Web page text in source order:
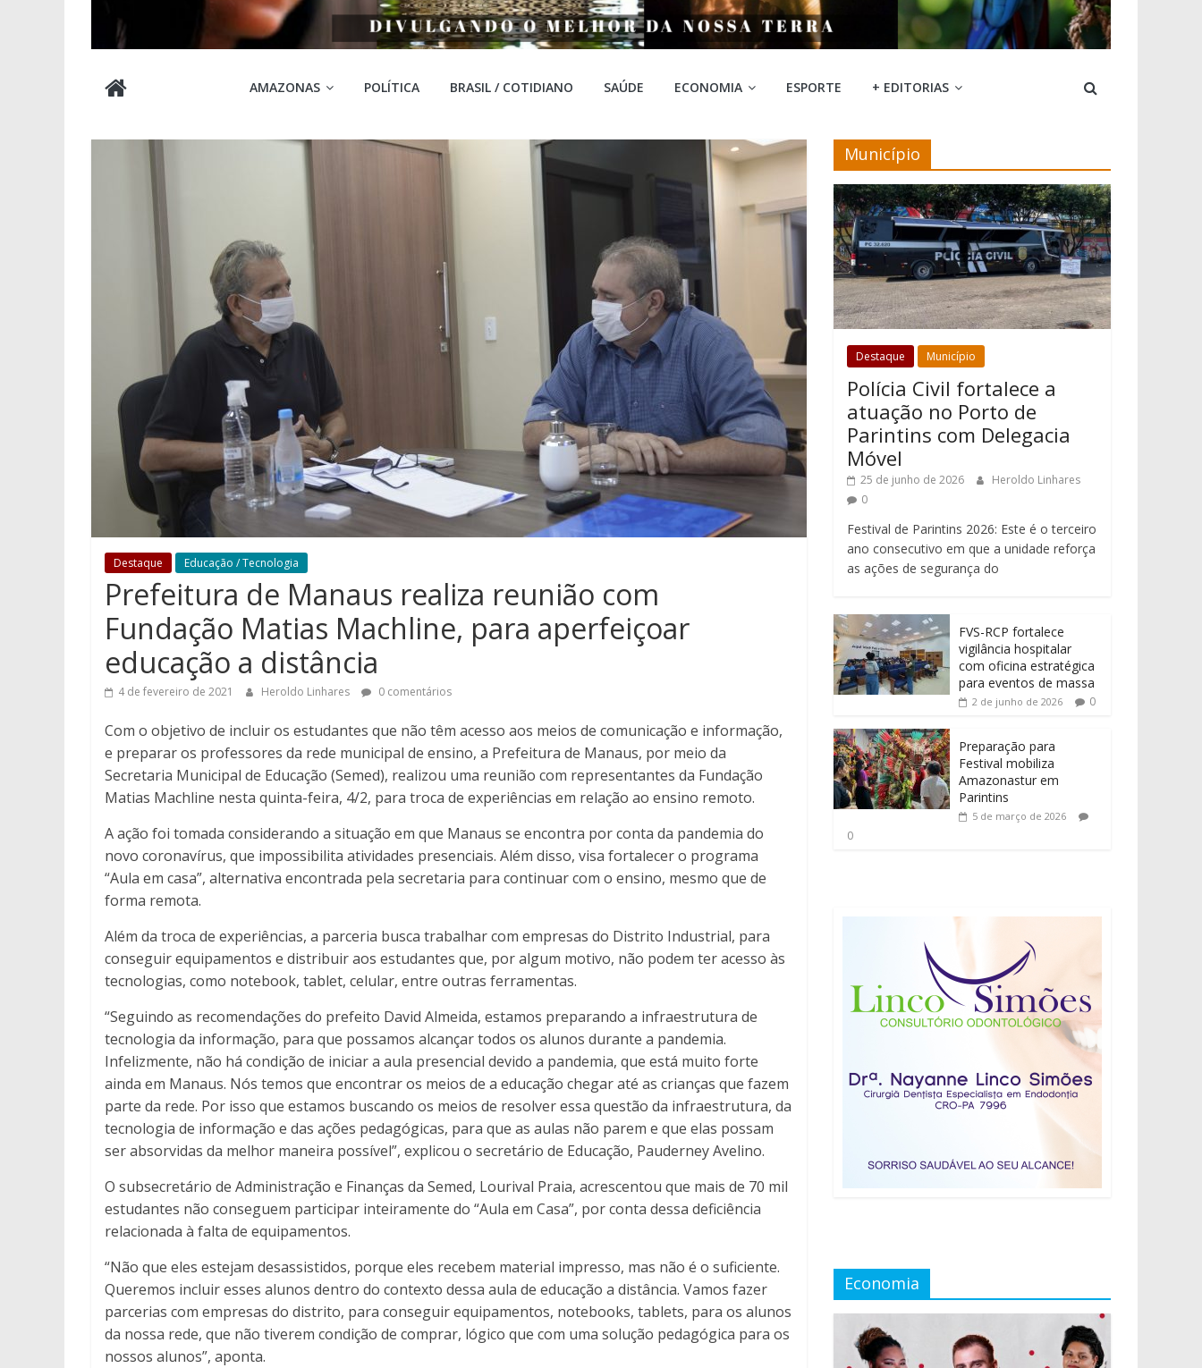
Cabocla
AMAZONAS POLÍTICA BRASIL / COTIDIANO SAÚDE ECONOMIA ESPORTE + EDITORIAS
Destaque Educação / Tecnologia
Prefeitura de Manaus realiza reunião com
Fundação Matias Machline, para aperfeiçoar
educação a distância
4 de fevereiro de 2021 Heroldo Linhares 0 comentários
Com o objetivo de incluir os estudantes que não têm acesso aos meios de comunicação e informação,
e preparar os professores da rede municipal de ensino, a Prefeitura de Manaus, por meio da
Secretaria Municipal de Educação (Semed), realizou uma reunião com representantes da Fundação
Matias Machline nesta quinta-feira, 4/2, para troca de experiências em relação ao ensino remoto.
A ação foi tomada considerando a situação em que Manaus se encontra por conta da pandemia do
novo coronavírus, que impossibilita atividades presenciais. Além disso, visa fortalecer o programa
“Aula em casa”, alternativa encontrada pela secretaria para continuar com o ensino, mesmo que de
forma remota.
Além da troca de experiências, a parceria busca trabalhar com empresas do Distrito Industrial, para
conseguir equipamentos e distribuir aos estudantes que, por algum motivo, não podem ter acesso às
tecnologias, como notebook, tablet, celular, entre outras ferramentas.
“Seguindo as recomendações do prefeito David Almeida, estamos preparando a infraestrutura de
tecnologia da informação, para que possamos alcançar todos os alunos durante a pandemia.
Infelizmente, não há condição de iniciar a aula presencial devido a pandemia, que está muito forte
ainda em Manaus. Nós temos que encontrar os meios de a educação chegar até as crianças que fazem
parte da rede. Por isso que estamos buscando os meios de resolver essa questão da infraestrutura, da
tecnologia de informação e das ações pedagógicas, para que as aulas não parem e que elas possam
ser absorvidas da melhor maneira possível”, explicou o secretário de Educação, Pauderney Avelino.
O subsecretário de Administração e Finanças da Semed, Lourival Praia, acrescentou que mais de 70 mil
estudantes não conseguem participar inteiramente do “Aula em Casa”, por conta dessa deficiência
relacionada à falta de equipamentos.
“Não que eles estejam desassistidos, porque eles recebem material impresso, mas não é o suficiente.
Queremos incluir esses alunos dentro do contexto dessa aula de educação a distância. Vamos fazer
parcerias com empresas do distrito, para conseguir equipamentos, notebooks, tablets, para os alunos
da nossa rede, que não tiverem condição de comprar, lógico que com uma solução pedagógica para os
nossos alunos”, aponta.
Município
Destaque Município
Polícia Civil fortalece a
atuação no Porto de
Parintins com Delegacia
Móvel
25 de junho de 2026
Heroldo Linhares
0
Festival de Parintins 2026: Este é o terceiro
ano consecutivo em que a unidade reforça
as ações de segurança do
FVS-RCP fortalece
vigilância hospitalar
com oficina estratégica
para eventos de massa
2 de junho de 2026 0
Preparação para
Festival mobiliza
Amazonastur em
Parintins
5 de março de 2026
0
Economia